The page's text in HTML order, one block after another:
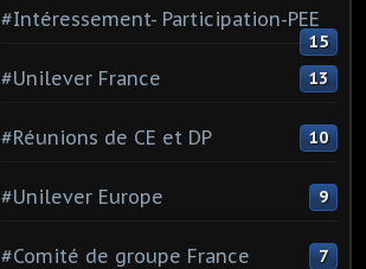
#Intéressement- Participation-PEE
15
#Unilever France 13
#Réunions de CE et DP 10
#Unilever Europe 9
#Comité de groupe France 7